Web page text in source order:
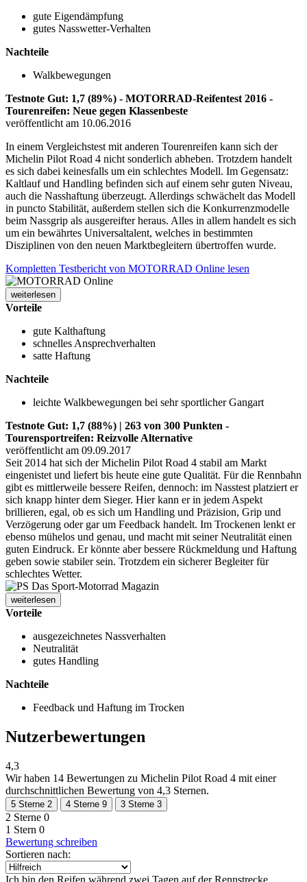
gute Eigendämpfung
gutes Nasswetter-Verhalten
Nachteile
Walkbewegungen
Testnote Gut: 1,7 (89%) - MOTORRAD-Reifentest 2016 -
Tourenreifen: Neue gegen Klassenbeste
veröffentlicht am 10.06.2016
In einem Vergleichstest mit anderen Tourenreifen kann sich der
Michelin Pilot Road 4 nicht sonderlich abheben. Trotzdem handelt
es sich dabei keinesfalls um ein schlechtes Modell. Im Gegensatz:
Kaltlauf und Handling befinden sich auf einem sehr guten Niveau,
auch die Nasshaftung überzeugt. Allerdings schwächelt das Modell
in puncto Stabilität, außerdem stellen sich die Konkurrenzmodelle
beim Nassgrip als ausgereifter heraus. Alles in allem handelt es sich
um ein bewährtes Universaltalent, welches in bestimmten
Disziplinen von den neuen Marktbegleitern übertroffen wurde.
Kompletten Testbericht von MOTORRAD Online lesen
weiterlesen
Vorteile
gute Kalthaftung
schnelles Ansprechverhalten
satte Haftung
Nachteile
leichte Walkbewegungen bei sehr sportlicher Gangart
Testnote Gut: 1,7 (88%) | 263 von 300 Punkten -
Tourensportreifen: Reizvolle Alternative
veröffentlicht am 09.09.2017
Seit 2014 hat sich der Michelin Pilot Road 4 stabil am Markt
eingenistet und liefert bis heute eine gute Qualität. Für die Rennbahn
gibt es mittlerweile bessere Reifen, dennoch: im Nasstest platziert er
sich knapp hinter dem Sieger. Hier kann er in jedem Aspekt
brillieren, egal, ob es sich um Handling und Präzision, Grip und
Verzögerung oder gar um Feedback handelt. Im Trockenen lenkt er
ebenso mühelos und genau, und macht mit seiner Neutralität einen
guten Eindruck. Er könnte aber bessere Rückmeldung und Haftung
geben sowie stabiler sein. Trotzdem ein sicherer Begleiter für
schlechtes Wetter.
weiterlesen
Vorteile
ausgezeichnetes Nassverhalten
Neutralität
gutes Handling
Nachteile
Feedback und Haftung im Trocken
Nutzerbewertungen
4,3
Wir haben 14 Bewertungen zu Michelin Pilot Road 4 mit einer
durchschnittlichen Bewertung von 4,3 Sternen.
5 Sterne 2 4 Sterne 9 3 Sterne 3
2 Sterne 0
1 Stern 0
Bewertung schreiben
Sortieren nach:
Ich bin den Reifen während zwei Tagen auf der Rennstrecke